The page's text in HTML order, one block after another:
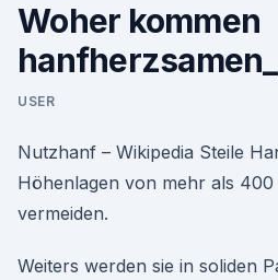
Woher kommen
hanfherzsamen_
USER
Nutzhanf – Wikipedia Steile
Höhenlagen von mehr als
vermeiden.
Weiters werden sie in soliden